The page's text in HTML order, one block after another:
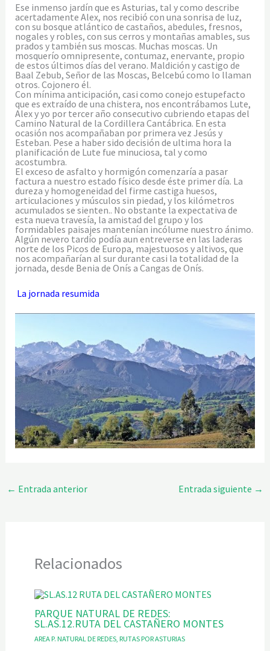
Ese inmenso jardín que es Asturias, tal y como describe
acertadamente Alex, nos recibió con una sonrisa de luz,
con su bosque atlántico de castaños, abedules, fresnos,
nogales y robles, con sus cerros y montañas amables, sus
prados y también sus moscas. Muchas moscas. Un
mosquerío omnipresente, contumaz, enervante, propio
de estos últimos días del verano. Maldición y castigo de
Baal Zebub, Señor de las Moscas, Belcebú como lo llaman
otros. Cojonero él.
Con mínima anticipación, casi como conejo estupefacto
que es extraído de una chistera, nos encontrábamos Lute,
Alex y yo por tercer año consecutivo cubriendo etapas del
Camino Natural de la Cordillera Cantábrica. En esta
ocasión nos acompañaban por primera vez Jesús y
Esteban. Pese a haber sido decisión de ultima hora la
planificación de Lute fue minuciosa, tal y como
acostumbra.
El exceso de asfalto y hormigón comenzaría a pasar
factura a nuestro estado físico desde éste primer día. La
dureza y homogeneidad del firme castiga huesos,
articulaciones y músculos sin piedad, y los kilómetros
acumulados se sienten.. No obstante la expectativa de
esta nueva travesía, la amistad del grupo y los
formidables paisajes mantenían incólume nuestro ánimo.
Algún nevero tardío podía aun entreverse en las laderas
norte de los Picos de Europa, majestuosos y altivos, que
nos acompañarían al sur durante casi la totalidad de la
jornada, desde Benia de Onís a Cangas de Onís.
La jornada resumida
← Entrada anterior Entrada siguiente →
Relacionados
PARQUE NATURAL DE REDES:
SL.AS.12.RUTA DEL CASTAÑERO MONTES
AREA P. NATURAL DE REDES, RUTAS POR ASTURIAS